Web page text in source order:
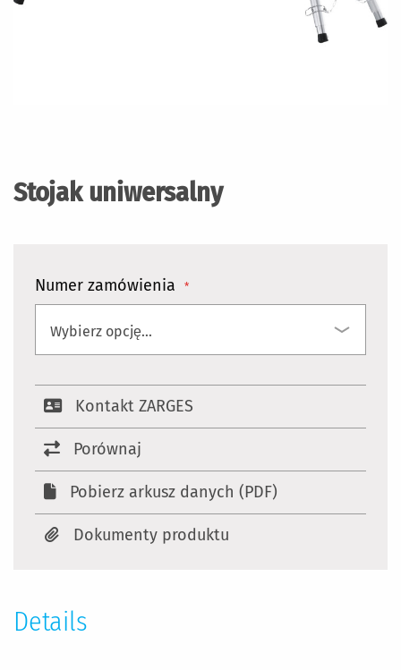
Stojak uniwersalny
Numer zamówienia
Kontakt ZARGES
Porównaj
Pobierz arkusz danych (PDF)
Dokumenty produktu
galerii
Details